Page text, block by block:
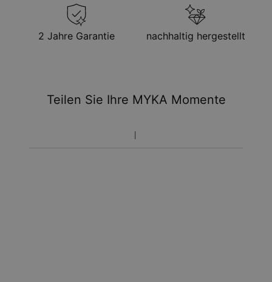
2 Jahre Garantie nachhaltig hergestellt
Teilen Sie Ihre MYKA Momente